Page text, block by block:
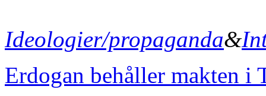
Ideologier/propaganda&
Erdogan behåller makten i